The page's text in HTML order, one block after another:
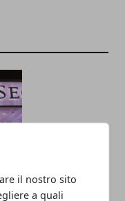
il nostro sito
a quali
donna trans